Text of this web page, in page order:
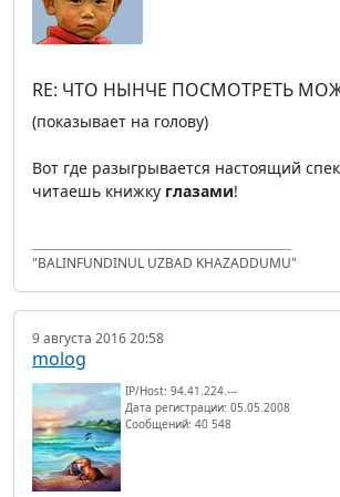
RE: ЧТО НЫНЧЕ ПОСМОТРЕТЬ
(показывает на голову)
Вот где разыгрывается настоящий
читаешь книжку глазами!
"BALINFUNDINUL UZBAD KHAZADDUMU"
9 августа 2016 20:58
molog
IP/Host: 94.41.224.---
Дата регистрации: 05.05.2008
Сообщений: 40 548